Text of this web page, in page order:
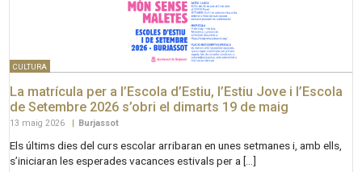
CULTURA
La matrícula per a l’Escola d’Estiu, l’Estiu Jove i l’Escola
de Setembre 2026 s’obri el dimarts 19 de maig
13 maig 2026 Burjassot
Els últims dies del curs escolar arribaran en unes setmanes i, amb ells,
s’iniciaran les esperades vacances estivals per a […]